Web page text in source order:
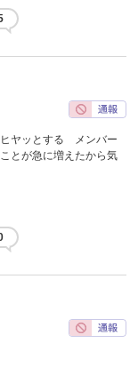
ヒヤッとする メンバー
とが急に増えたから気